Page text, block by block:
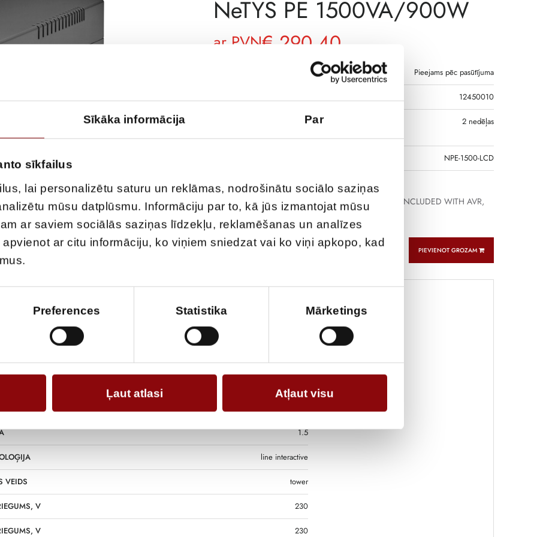
Sīkāka informācija Par
sīkfailus
lai personalizētu saturu un reklāmas, nodrošinātu sociālo saziņas
mūsu datplūsmu. Informāciju par to, kā jūs izmantojat mūsu
ar saviem sociālās saziņas līdzekļu, reklamēšanas un analīzes
ar citu informāciju, ko viņiem sniedzat vai ko viņi apkopo, kad
Preferences Statistika Mārketings
Ļaut atlasi Atļaut visu
NeTYS PE 1500VA/900W
€ 290,40
ar PVN
Pieejams pēc pasūtījuma
12450010
PIEGĀDES LAIKS, JA PRECE NAV
2 nedēļas
NPE-1500-LCD
APRAKSTS
NeTYS PE 1500VA/900W 230V 50/60Hz BATTERY INCLUDED WITH AVR,
STEPWAVE, LCD PLUGS PROTECTED RJ45, 1xUSB
PIEVIENOT GROZAM
1.5
line interactive
VEIDS tower
V 230
V 230